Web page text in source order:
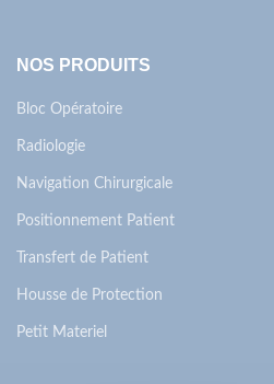
NOS PRODUITS
Bloc Opératoire
Radiologie
Navigation Chirurgicale
Positionnement Patient
Transfert de Patient
Housse de Protection
Petit Materiel